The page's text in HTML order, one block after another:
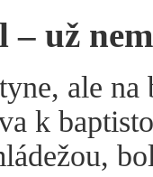
už
ale
k